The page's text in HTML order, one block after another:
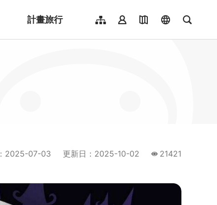
計畫旅行
網站導覽會員登入地圖導覽language全文檢
： 2025-07-03 更新日 ： 2025-10-02
瀏覽量
21421